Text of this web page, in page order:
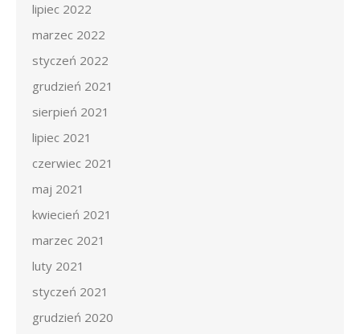
lipiec 2022
marzec 2022
styczeń 2022
grudzień 2021
sierpień 2021
lipiec 2021
czerwiec 2021
maj 2021
kwiecień 2021
marzec 2021
luty 2021
styczeń 2021
grudzień 2020